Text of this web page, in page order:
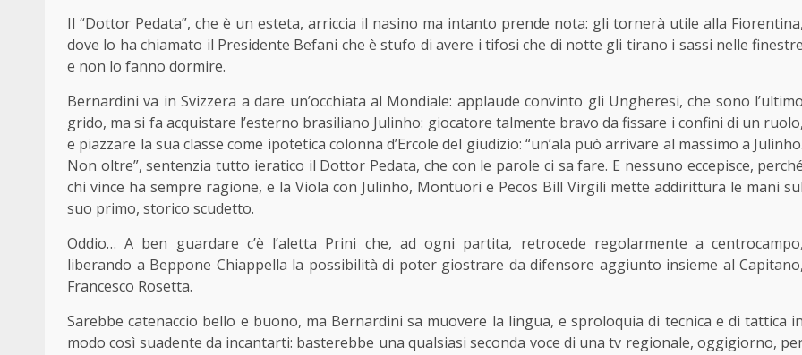
Il “Dottor Pedata”, che è un esteta, arriccia il nasino ma intanto prende nota: gli tornerà utile alla Fiorentina,
dove lo ha chiamato il Presidente Befani che è stufo di avere i tifosi che di notte gli tirano i sassi nelle finestre
e non lo fanno dormire.
Bernardini va in Svizzera a dare un’occhiata al Mondiale: applaude convinto gli Ungheresi, che sono l’ultimo
grido, ma si fa acquistare l’esterno brasiliano Julinho: giocatore talmente bravo da fissare i confini di un ruolo,
e piazzare la sua classe come ipotetica colonna d’Ercole del giudizio: “un’ala può arrivare al massimo a Julinho.
Non oltre”, sentenzia tutto ieratico il Dottor Pedata, che con le parole ci sa fare. E nessuno eccepisce, perché
chi vince ha sempre ragione, e la Viola con Julinho, Montuori e Pecos Bill Virgili mette addirittura le mani sul
suo primo, storico scudetto.
Oddio… A ben guardare c’è l’aletta Prini che, ad ogni partita, retrocede regolarmente a centrocampo,
liberando a Beppone Chiappella la possibilità di poter giostrare da difensore aggiunto insieme al Capitano,
Francesco Rosetta.
Sarebbe catenaccio bello e buono, ma Bernardini sa muovere la lingua, e sproloquia di tecnica e di tattica in
modo così suadente da incantarti: basterebbe una qualsiasi seconda voce di una tv regionale, oggigiorno,